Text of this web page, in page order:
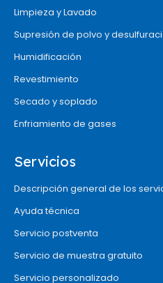
Limpieza y Lavado
Supresión de polvo y
Humidificación
Revestimiento
Secado y soplado
Enfriamiento de gases
Servicios
Descripción general de los
Ayuda técnica
Servicio postventa
Servicio de muestra gratuito
Servicio personalizado